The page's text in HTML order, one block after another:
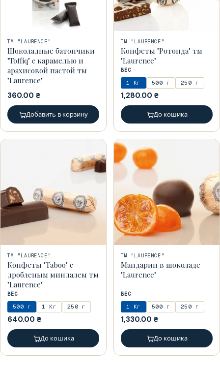
ТМ "LAURENCE"
Шоколадные батончики
"Toffiq" с карамелью и
арахисовой пастой тм
"Laurence"
360.00 ₴
Добавить в корзину
ТМ "LAURENCE"
Конфеты "Ротонда" тм
"Laurence"
ВЕС
1 Кг 500 г 250 г
1,280.00 ₴
До кошика
ТМ "LAURENCE"
Конфеты "Taboo" c
дробленым миндалем тм
"Laurence"
ВЕС
500 г 1 Кг 250 г
640.00 ₴
До кошика
ТМ "LAURENCE"
Мандарин в шоколаде
"Laurence"
ВЕС
1 Кг 500 г 250 г
1,330.00 ₴
До кошика